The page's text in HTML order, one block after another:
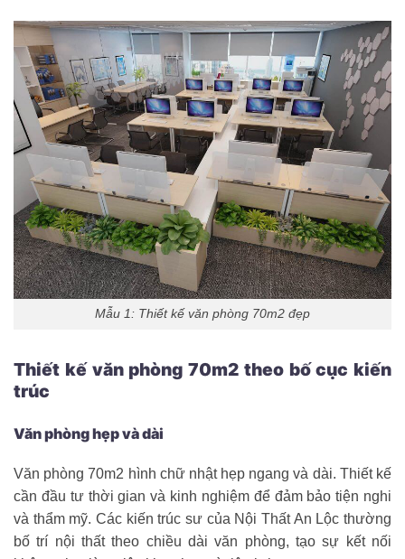
Mẫu 1: Thiết kế văn phòng 70m2 đẹp
Thiết kế văn phòng 70m2 theo bố cục kiến
trúc
Văn phòng hẹp và dài
Văn phòng 70m2 hình chữ nhật hẹp ngang và dài. Thiết kế
cần đầu tư thời gian và kinh nghiệm để đảm bảo tiện nghi
và thẩm mỹ. Các kiến trúc sư của Nội Thất An Lộc thường
bố trí nội thất theo chiều dài văn phòng, tạo sự kết nối